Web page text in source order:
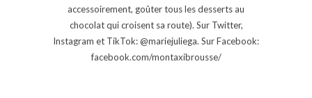
accessoirement, goûter tous les desserts au
chocolat qui croisent sa route). Sur Twitter,
Instagram et TikTok: @mariejuliega. Sur Facebook:
facebook.com/montaxibrousse/